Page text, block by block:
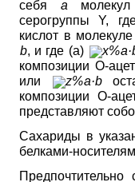
себя a молекул
серогруппы Y,
кислот в
b, и где (a) x%
композиции O-
или
z%a·b
композиции O-
представляют
Сахариды в
белками-